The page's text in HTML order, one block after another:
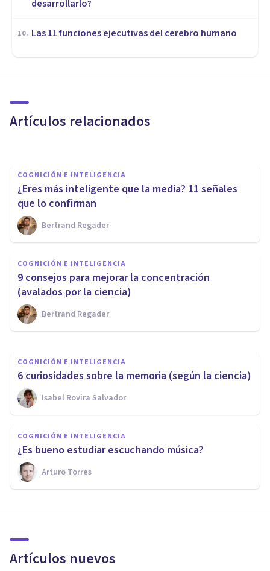
desarrollarlo?
10. Las 11 funciones ejecutivas del cerebro humano
Artículos relacionados
es y qué mide?
COGNICIÓN E INTELIGENCIA
​¿Eres más inteligente que la media? 11 señales
que lo confirman
Bertrand Regader
COGNICIÓN E INTELIGENCIA
9 consejos para mejorar la concentración
(avalados por la ciencia)
Bertrand Regader
COGNICIÓN E INTELIGENCIA
Las personas holgazanas son
más inteligentes
(estadísticamente)
Arturo Torres
COGNICIÓN E INTELIGENCIA
6 curiosidades sobre la memoria (según la ciencia)
Isabel Rovira Salvador
COGNICIÓN E INTELIGENCIA
¿Es bueno estudiar escuchando música?
Arturo Torres
Artículos nuevos